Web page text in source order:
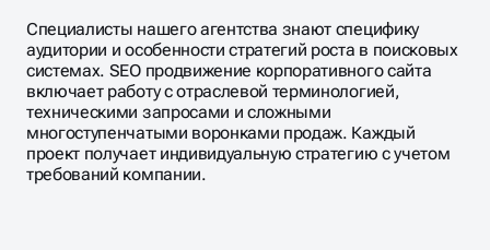
Специалисты нашего агентства знают специфику
аудитории и особенности стратегий роста в поисковых
системах. SEO продвижение корпоративного сайта
включает работу с отраслевой терминологией,
техническими запросами и сложными
многоступенчатыми воронками продаж. Каждый
проект получает индивидуальную стратегию с учетом
требований компании.